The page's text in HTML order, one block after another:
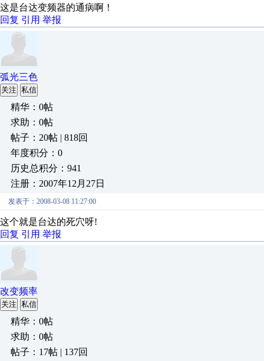
这是台达变频器的通病啊！
回复 引用 举报
弧光三色
关注 私信
精华：0帖
求助：0帖
帖子：20帖 | 818回
年度积分：0
历史总积分：941
注册：2007年12月27日
发表于：2008-03-08 11:27:00
这个就是台达的死穴呀!
回复 引用 举报
改变频率
关注 私信
精华：0帖
求助：0帖
帖子：17帖 | 137回